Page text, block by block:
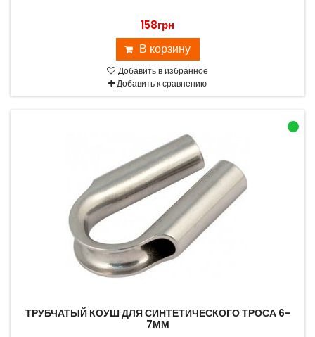
158грн
В корзину
Добавить в избранное
Добавить к сравнению
ТРУБЧАТЫЙ КОУШ ДЛЯ СИНТЕТИЧЕСКОГО ТРОСА 6-
7ММ